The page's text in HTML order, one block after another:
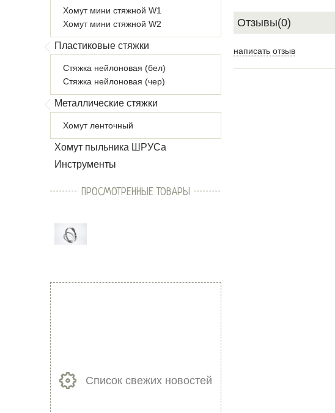
Хомут мини стяжной W1
Хомут мини стяжной W2
Пластиковые стяжки
Стяжка нейлоновая (бел)
Стяжка нейлоновая (чер)
Металлические стяжки
Хомут ленточный
Хомут пыльника ШРУСа
Инструменты
Отзывы(0)
написать отзыв
ПРОСМОТРЕННЫЕ ТОВАРЫ
Список свежих новостей